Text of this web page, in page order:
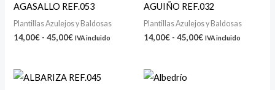
AGASALLO REF.053
Plantillas Azulejos y Baldosas
14,00€ - 45,00€
desde
14,00€
hasta
45,00€
IVA incluido
AGUIÑO REF.032
Plantillas Azulejos y Baldosas
14,00€ - 45,00€
desde
14,00€
hasta
45,00€
IVA incluido
Rango
de